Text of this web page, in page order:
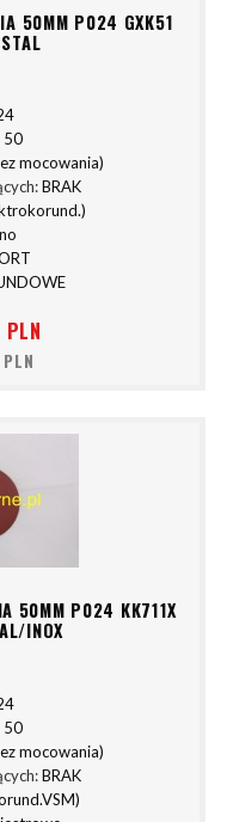
50MM P024 GXK51
50
mocowania)
BRAK
50MM P024 KK711X
INOX
50
mocowania)
BRAK